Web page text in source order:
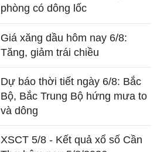
phòng có dông lốc
Giá xăng dầu hôm nay 6/8:
Tăng, giảm trái chiều
Dự báo thời tiết ngày 6/8: Bắc
Bộ, Bắc Trung Bộ hứng mưa to
và dông
XSCT 5/8 - Kết quả xổ số Cần